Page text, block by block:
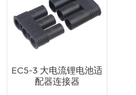
EC5-3 大电流锂电池适
配器连接器